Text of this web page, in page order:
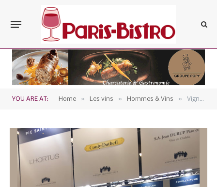
YOU ARE AT: Home » Les vins » Hommes & Vins » Vignobles & Signatures intègre le cognac Abecassis